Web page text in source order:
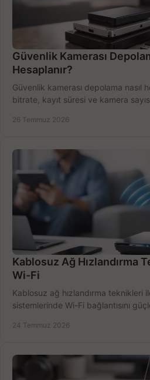
Güvenlik Kamerası
Hesaplanır?
Güvenlik kamerası depolama nasıl
bitrate, kayıt süresi ve kamera
26 Temmuz 2026
Kablosuz Ağ Hızlandırma
Wi-Fi
Kablosuz ağ hızlandırma teknikleri
sistemlerinde Wi-Fi bağlantısını
24 Temmuz 2026